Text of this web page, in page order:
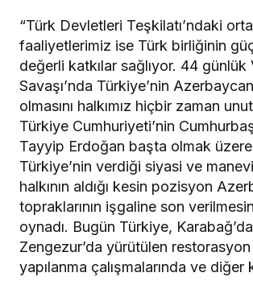
“Türk Devletleri Teşkilatı’ndaki
faaliyetlerimiz ise Türk birliğinin
değerli katkılar sağlıyor. 44 günlük
Savaşı’nda Türkiye’nin
olmasını halkımız hiçbir zaman
Türkiye Cumhuriyeti’nin
Tayyip Erdoğan başta olmak
Türkiye’nin verdiği siyasi ve
halkının aldığı kesin pozisyon
topraklarının işgaline son
oynadı. Bugün Türkiye,
Zengezur’da yürütülen
yapılanma çalışmalarında ve diğer